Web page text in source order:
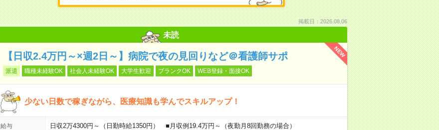
掲載日：2026.08.06
未読
NEW
【日収2.4万円～×週2日～】病院で夜の見回りなど＠看護師サポ
派遣 職種未経験OK 社会人未経験OK 大学生歓迎 ブランクOK WEB登録・面接OK
少ない日数で稼ぎながら、医療知識も学んでスキルアップ！
給与 日収2万4300円～（日勤時給1350円） ■月収例19.4万円～（夜勤月8回勤務の場合）